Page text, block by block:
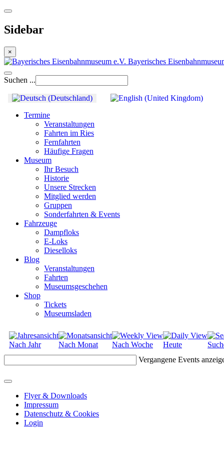
Sidebar
×
Bayerisches
Suchen ...
Termine
Veranstaltungen
Fahrten im Ries
Fernfahrten
Häufige Fragen
Museum
Ihr Besuch
Historie
Unsere Strecken
Mitglied werden
Gruppen
Sonderfahrten & Events
Fahrzeuge
Dampfloks
E-Loks
Dieselloks
Blog
Veranstaltungen
Fahrten
Museumsgeschehen
Shop
Tickets
Museumsladen
Nach Jahr Nach Monat Nach Woche Heute
Vergangene Events
Flyer & Downloads
Impressum
Datenschutz & Cookies
Login